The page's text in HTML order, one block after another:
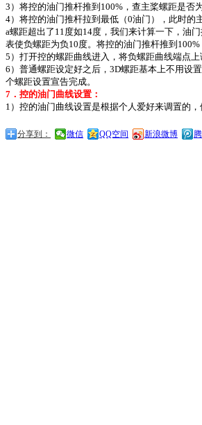
3）将控的油门推杆推到100%，查主桨螺距是否
4）将控的油门推杆拉到最低（0油门），此时的
a螺距超出了11度如14度，我们来计算一下，油
表使负螺距为负10度。将控的油门推杆推到
5）打开控的螺距曲线进入，将负螺距曲线端点
6）普通螺距设定好之后，3D螺距基本上不用设
个螺距设置宣告完成。
7．控的油门曲线设置：
1）控的油门曲线设置是根据个人爱好来调置的
分享到： 微信 QQ空间 新浪微博